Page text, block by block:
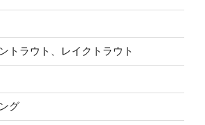
トラウト、レイクトラウト
グ